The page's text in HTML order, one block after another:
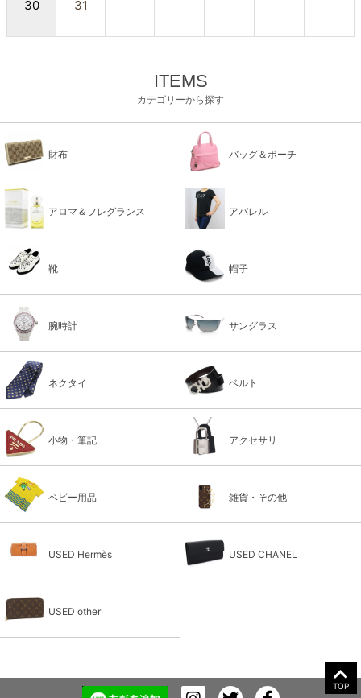
30 31
ITEMS
カテゴリーから探す
財布 バッグ＆ポーチ
アロマ＆フレグランス アパレル
靴 帽子
腕時計 サングラス
ネクタイ ベルト
小物・筆記 アクセサリ
ベビー用品 雑貨・その他
USED Hermès USED CHANEL
USED other
TOP